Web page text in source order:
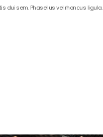
dui sem. Phasellus vel rhoncus ligula.